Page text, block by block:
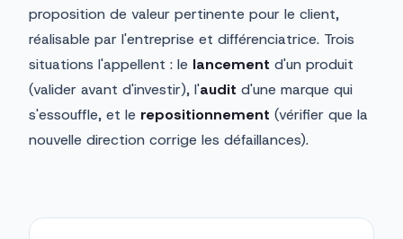
proposition de valeur pertinente pour le client,
réalisable par l'entreprise et différenciatrice. Trois
situations l'appellent : le lancement d'un produit
(valider avant d'investir), l'audit d'une marque qui
s'essouffle, et le repositionnement (vérifier que la
nouvelle direction corrige les défaillances).